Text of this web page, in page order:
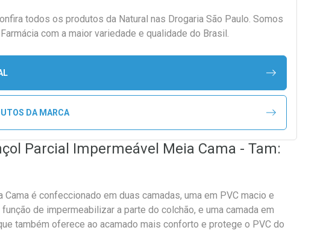
todos os produtos da Natural nas Drogaria São Paulo. Somos
com a maior variedade e qualidade do Brasil.
DA MARCA
Parcial Impermeável Meia Cama - Tam:
Cama é confeccionado em duas camadas, uma em PVC macio e
de impermeabilizar a parte do colchão, e uma camada em
também oferece ao acamado mais conforto e protege o PVC do